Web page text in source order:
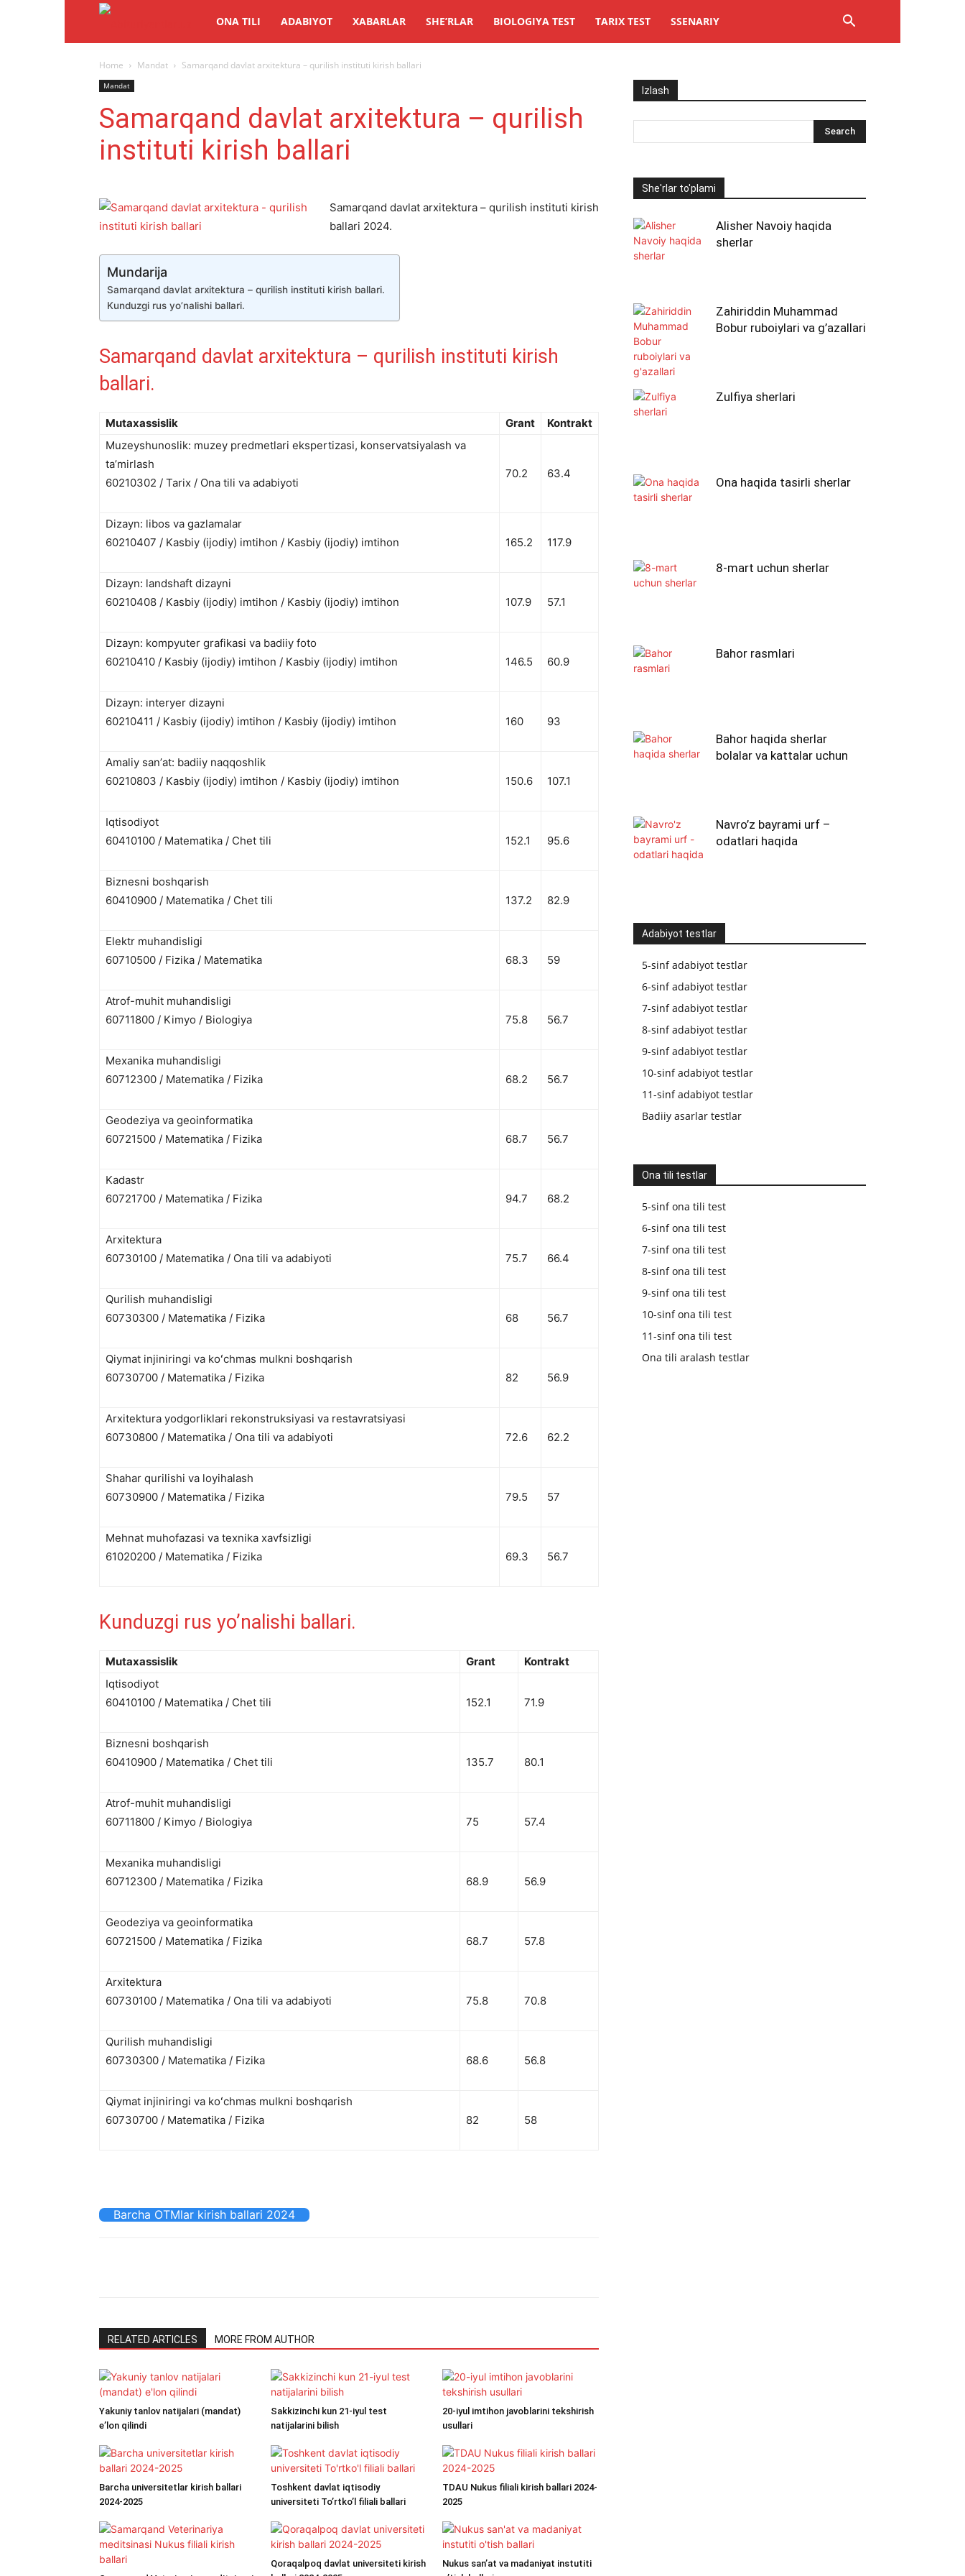
Abituriyentlar.uz
ONA TILI ADABIYOT XABARLAR SHE’RLAR BIOLOGIYA TEST TARIX TEST SSENARIY
Home Mandat Samarqand davlat arxitektura – qurilish instituti kirish ballari
Mandat
Samarqand davlat arxitektura – qurilish
instituti kirish ballari
Samarqand davlat arxitektura – qurilish instituti kirish
ballari 2024.
Mundarija
Samarqand davlat arxitektura – qurilish instituti kirish ballari.
Kunduzgi rus yo’nalishi ballari.
Samarqand davlat arxitektura – qurilish instituti kirish
ballari.
Mutaxassislik Grant
Kontrakt
Muzeyshunoslik: muzey predmetlari ekspertizasi, konservatsiyalash va
taʼmirlash
60210302 / Tarix / Ona tili va adabiyoti
70.2 63.4
Dizayn: libos va gazlamalar
60210407 / Kasbiy (ijodiy) imtihon / Kasbiy (ijodiy) imtihon
165.2 117.9
Dizayn: landshaft dizayni
60210408 / Kasbiy (ijodiy) imtihon / Kasbiy (ijodiy) imtihon
107.9 57.1
Dizayn: kompyuter grafikasi va badiiy foto
60210410 / Kasbiy (ijodiy) imtihon / Kasbiy (ijodiy) imtihon
146.5 60.9
Dizayn: interyer dizayni
60210411 / Kasbiy (ijodiy) imtihon / Kasbiy (ijodiy) imtihon
160 93
Amaliy sanʼat: badiiy naqqoshlik
60210803 / Kasbiy (ijodiy) imtihon / Kasbiy (ijodiy) imtihon
150.6 107.1
Iqtisodiyot
60410100 / Matematika / Chet tili
152.1 95.6
Biznesni boshqarish
60410900 / Matematika / Chet tili
137.2 82.9
Elektr muhandisligi
60710500 / Fizika / Matematika
68.3 59
Atrof-muhit muhandisligi
60711800 / Kimyo / Biologiya
75.8 56.7
Mexanika muhandisligi
60712300 / Matematika / Fizika
68.2 56.7
Geodeziya va geoinformatika
60721500 / Matematika / Fizika
68.7 56.7
Kadastr
60721700 / Matematika / Fizika
94.7 68.2
Arxitektura
60730100 / Matematika / Ona tili va adabiyoti
75.7 66.4
Qurilish muhandisligi
60730300 / Matematika / Fizika
68 56.7
Qiymat injiniringi va koʻchmas mulkni boshqarish
60730700 / Matematika / Fizika
82 56.9
Arxitektura yodgorliklari rekonstruksiyasi va restavratsiyasi
60730800 / Matematika / Ona tili va adabiyoti
72.6 62.2
Shahar qurilishi va loyihalash
60730900 / Matematika / Fizika
79.5 57
Mehnat muhofazasi va texnika xavfsizligi
61020200 / Matematika / Fizika
69.3 56.7
Kunduzgi rus yo’nalishi ballari.
Mutaxassislik Grant
Kontrakt
Iqtisodiyot
60410100 / Matematika / Chet tili
152.1 71.9
Biznesni boshqarish
60410900 / Matematika / Chet tili
135.7 80.1
Atrof-muhit muhandisligi
60711800 / Kimyo / Biologiya
75 57.4
Mexanika muhandisligi
60712300 / Matematika / Fizika
68.9 56.9
Geodeziya va geoinformatika
60721500 / Matematika / Fizika
68.7 57.8
Arxitektura
60730100 / Matematika / Ona tili va adabiyoti
75.8 70.8
Qurilish muhandisligi
60730300 / Matematika / Fizika
68.6 56.8
Qiymat injiniringi va koʻchmas mulkni boshqarish
60730700 / Matematika / Fizika
82 58
Barcha OTMlar kirish ballari 2024
RELATED ARTICLES MORE FROM AUTHOR
Yakuniy tanlov natijalari (mandat)
e’lon qilindi
Sakkizinchi kun 21-iyul test
natijalarini bilish
20-iyul imtihon javoblarini tekshirish
usullari
Barcha universitetlar kirish ballari
2024-2025
Toshkent davlat iqtisodiy
universiteti To’rtko’l filiali ballari
TDAU Nukus filiali kirish ballari 2024-
2025
Qoraqalpoq davlat universiteti kirish
Nukus san’at va madaniyat instutiti
Izlash
She'rlar to'plami
Alisher Navoiy haqida
sherlar
Zahiriddin Muhammad
Bobur ruboiylari va g’azallari
Zulfiya sherlari
Ona haqida tasirli sherlar
8-mart uchun sherlar
Bahor rasmlari
Bahor haqida sherlar
bolalar va kattalar uchun
Navro’z bayrami urf –
odatlari haqida
Adabiyot testlar
5-sinf adabiyot testlar
6-sinf adabiyot testlar
7-sinf adabiyot testlar
8-sinf adabiyot testlar
9-sinf adabiyot testlar
10-sinf adabiyot testlar
11-sinf adabiyot testlar
Badiiy asarlar testlar
Ona tili testlar
5-sinf ona tili test
6-sinf ona tili test
7-sinf ona tili test
8-sinf ona tili test
9-sinf ona tili test
10-sinf ona tili test
11-sinf ona tili test
Ona tili aralash testlar